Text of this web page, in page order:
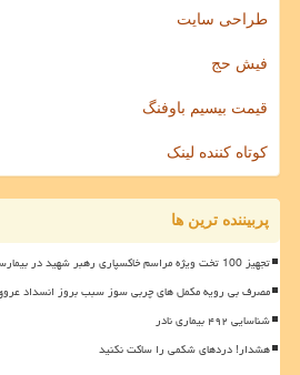
طراحی سایت
فیش حج
قیمت بیسیم باوفنگ
کوتاه کننده لینک
پربیننده ترین ها
تجهیز 100 تخت ویژه مراسم خاکسپاری رهبر شهید در بیمارستان صحرایی مصلی به علاوه فیلم
مصرف بی رویه مکمل های چربی سوز سبب بروز انسداد
شناسایی ۴۹۲ بیماری نادر
هشدار! دردهای شکمی را ساکت نکنید